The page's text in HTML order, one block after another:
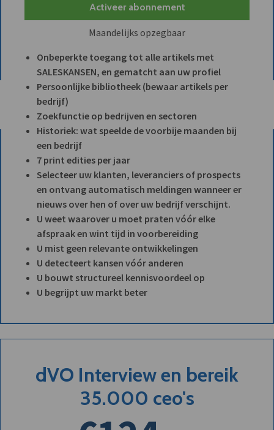
Activeer abonnement
Maandelijks opzegbaar
Onbeperkte toegang tot alle artikels met
SALESKANSEN, en gematcht aan uw profiel
Persoonlijke bibliotheek (bewaar artikels per
bedrijf)
Zoekfunctie op bedrijven en sectoren
Historiek: wat speelde de voorbije maanden bij
een bedrijf
7 print edities per jaar
Selecteer uw klanten, leveranciers of prospects
en ontvang automatisch meldingen wanneer er
nieuws over hen of over uw bedrijf verschijnt.
U weet waarover u moet praten vóór elke
afspraak en wint tijd in voorbereiding
U mist geen relevante ontwikkelingen
U detecteert kansen vóór anderen
U bouwt structureel kennisvoordeel op
U begrijpt uw markt beter
dVO Interview en bereik
35.000 ceo's